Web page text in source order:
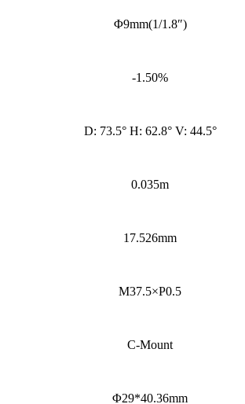
Φ9mm(1/1.8″)
-1.50%
D: 73.5° H: 62.8° V: 44.5°
0.035m
17.526mm
M37.5×P0.5
C-Mount
Φ29*40.36mm